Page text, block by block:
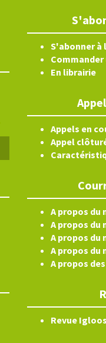
S'abonner à
En librairie
Appels en
Appel
A propos du
A propos du
A propos du
A propos du
A propos
Revue